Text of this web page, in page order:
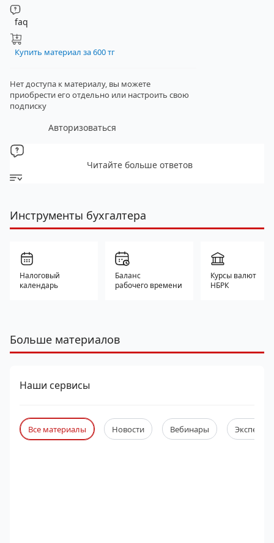
faq
Купить материал за 600 тг
Нет доступа к материалу, вы можете
приобрести его отдельно или настроить свою
подписку
Авторизоваться
Читайте больше ответов
Инструменты бухгалтера
Налоговый
календарь
Баланс
рабочего времени
Курсы валют
НБРК
Больше материалов
Наши сервисы
Все материалы Новости Вебинары